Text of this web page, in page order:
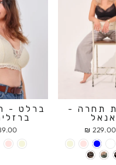
תחרה -
אנאל
ברלט -
₪